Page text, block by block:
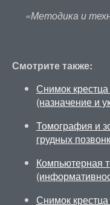
«Методика и
Смотрите также:
Снимок
(назначение и
Томография и
грудных
Компьютерная
Снимок